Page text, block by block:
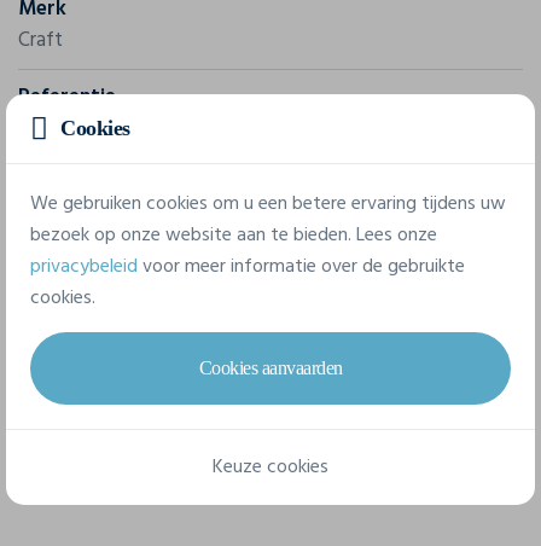
Merk
Craft
Referentie
1914662
100% polyester-recycled.
6 beschikbare maten
XS
Cookies
We gebruiken cookies om u een betere ervaring tijdens uw
bezoek op onze website aan te bieden. Lees onze
privacybeleidvoor meer informatie over de gebruikte
cookies.
Cookies aanvaarden
Keuze cookies